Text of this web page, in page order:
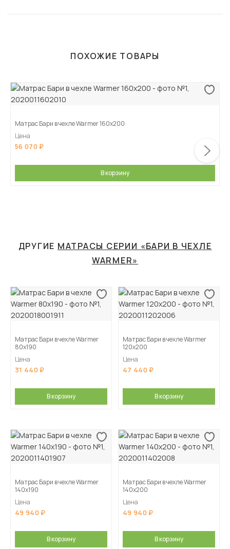
ПОХОЖИЕ ТОВАРЫ
Матрас Бари в чехле Warmer 160х200
Цена
56 070
В корзину
ДРУГИЕ МАТРАСЫ СЕРИИ «БАРИ В ЧЕХЛЕ
WARMER»
Матрас Бари в чехле Warmer
80х190
Цена
31 440
В корзину
Матрас Бари в чехле Warmer
120х200
Цена
47 440
В корзину
Матрас Бари в чехле Warmer
140х190
Цена
49 940
В корзину
Матрас Бари в чехле Warmer
140х200
Цена
49 940
В корзину